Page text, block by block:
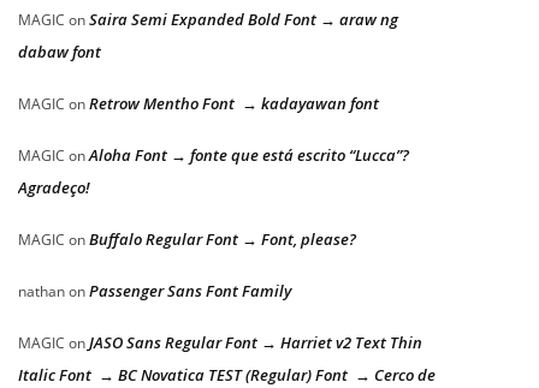
MAGIC onSaira Semi Expanded Bold Font → araw ng
dabaw font
MAGIC onRetrow Mentho Font → kadayawan font
MAGIC onAloha Font → fonte que está escrito “Lucca”?
Agradeço!
MAGIC onBuffalo Regular Font → Font, please?
nathanonPassenger Sans Font Family
MAGIC onJASO Sans Regular Font → Harriet v2 Text Thin
Italic Font → BC Novatica TEST (Regular) Font → Cerco de